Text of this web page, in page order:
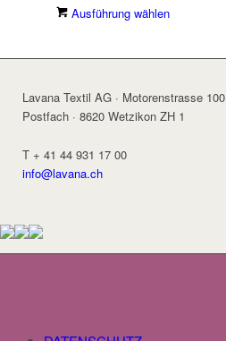
Ausführung wählen
auf.
werden
Lavana Textil AG · Motorenstrasse 100
Postfach · 8620 Wetzikon ZH 1
T + 41 44 931 17 00
info@lavana.ch